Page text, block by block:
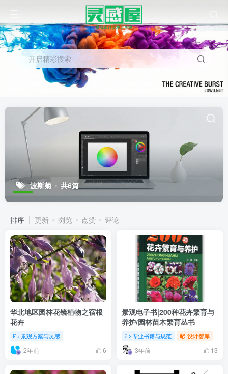
开启精彩搜索
波斯菊 共6篇
排序 更新 浏览 点赞 评论
华北地区园林花镜植物之宿根
花卉
景观方案与灵感
2年前 6
景观电子书|200种花卉繁育与
养护/园林苗木繁育丛书
专业书籍与规范 设计智库
3年前 13